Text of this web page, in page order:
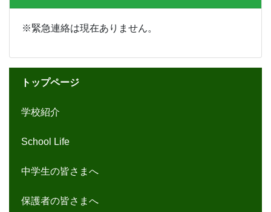
トップページ
学校紹介
School Life
中学生の皆さまへ
保護者の皆さまへ
※緊急連絡は現在ありません。